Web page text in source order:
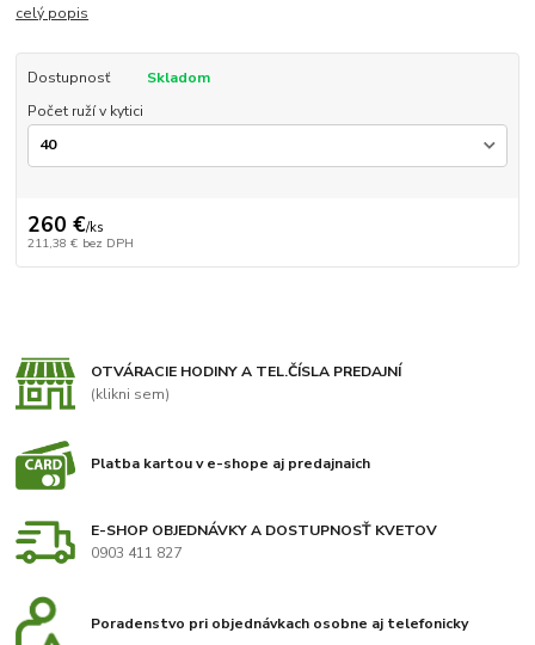
celý popis
Dostupnosť
Skladom
Počet ruží v kytici
260 €/ks
211,38 € bez DPH
OTVÁRACIE HODINY A TEL.ČÍSLA PREDAJNÍ
(klikni sem)
Platba kartou v e-shope aj predajnaich
E-SHOP OBJEDNÁVKY A DOSTUPNOSŤ KVETOV
0903 411 827
Poradenstvo pri objednávkach osobne aj telefonicky